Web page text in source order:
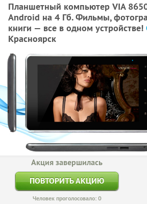
Планшетный компьютер VIA
Android на 4 Гб. Фильмы,
книги — все в одном устройстве!
Красноярск
Акция завершилась
ПОВТОРИТЬ АКЦИЮ
Человек проголосовало: 0